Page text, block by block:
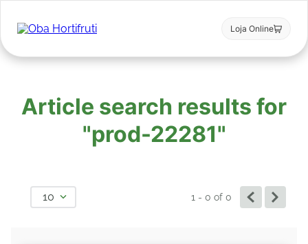
Loja Online
Article search results for
"prod-22281"
10 1 - 0of 0